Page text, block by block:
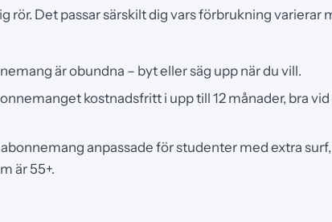
rör. Det passar särskilt dig vars förbrukning varierar
är obundna – byt eller säg upp när du vill.
kostnadsfritt i upp till 12 månader, bra
abonnemang anpassade för studenter med extra
är 55+.